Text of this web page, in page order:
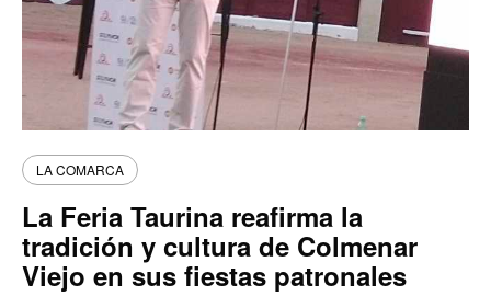
LA COMARCA
La Feria Taurina reafirma la
tradición y cultura de Colmenar
Viejo en sus fiestas patronales